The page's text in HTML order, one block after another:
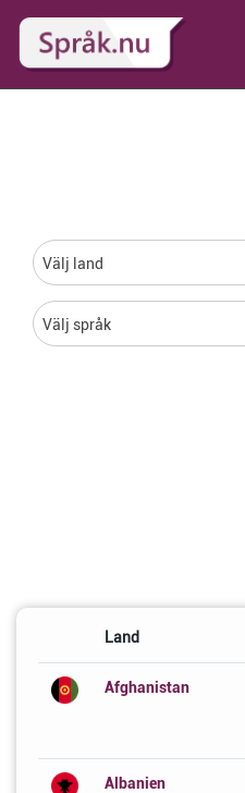
Välj land
Välj språk
Land
Afghanistan
Albanien